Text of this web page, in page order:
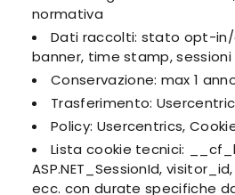
normativa
Dati raccolti: stato opt-in/
banner, time stamp, sessioni
Conservazione: max 1
Trasferimento:
Policy: Usercentrics,
Lista cookie tecnici:
ASP.NET_SessionId,
ecc. con durate specifiche